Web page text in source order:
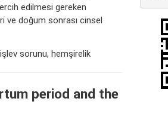
edilmesi gereken
ve doğum sonrası cinsel
sorunu, hemşirelik
period and the